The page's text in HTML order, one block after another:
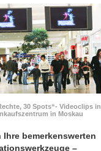
30 Spots“- Videoclips in
in Moskau
Ihre bemerkens­werten
–